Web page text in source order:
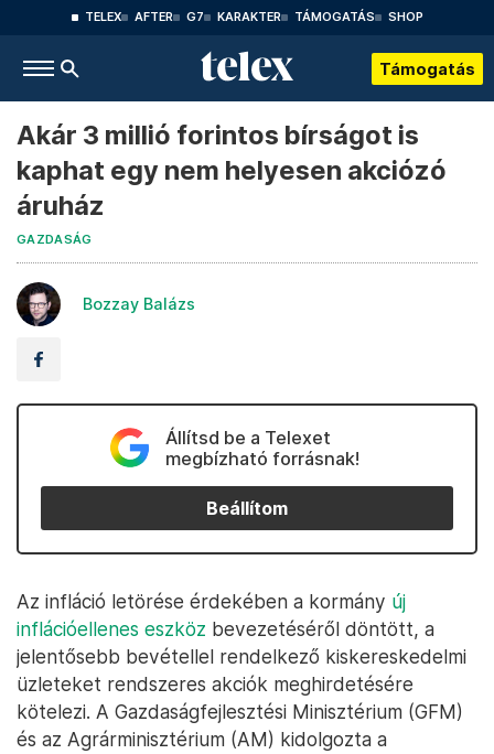
TELEX AFTER G7 KARAKTER TÁMOGATÁS SHOP
Támogatás
Akár 3 millió forintos bírságot is
kaphat egy nem helyesen akciózó
áruház
GAZDASÁG
Bozzay Balázs
Állítsd be a Telexet
megbízható forrásnak!
Beállítom
Az infláció letörése érdekében a kormány új
inflációellenes eszköz bevezetéséről döntött, a
jelentősebb bevétellel rendelkező kiskereskedelmi
üzleteket rendszeres akciók meghirdetésére
kötelezi. A Gazdaságfejlesztési Minisztérium (GFM)
és az Agrárminisztérium (AM) kidolgozta a